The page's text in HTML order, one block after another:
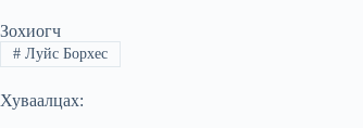
Зохиогч
#Луйс Борхес
Хуваалцах: